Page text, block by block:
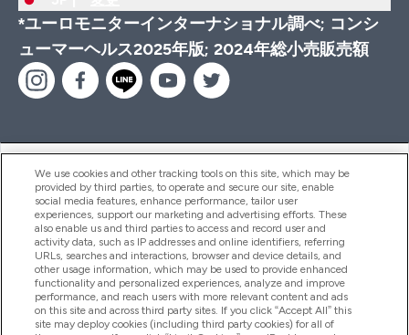
*ユーロモニターインターナショナル調べ; コンシ
ューマーヘルス2025年版; 2024年総小売販売額
ヘルプ＆ガイド
商品について
会社概要
We use cookies and other tracking tools on this site, which may be
provided by third parties, to operate and secure our site, enable
social media features, enhance performance, tailor user
experiences, support our marketing and advertising efforts. These
also enable us and third parties to access and record user and
activity data, such as IP addresses and online identifiers, referring
URLs, searches and interactions, browser and device details, and
other usage information, which may be used to provide enhanced
functionality and personalized experiences, analyze and improve
performance, and reach users with more relevant content and ads
on this site and across third party sites. If you click “Accept All” this
site may deploy cookies (including third party cookies) for all of